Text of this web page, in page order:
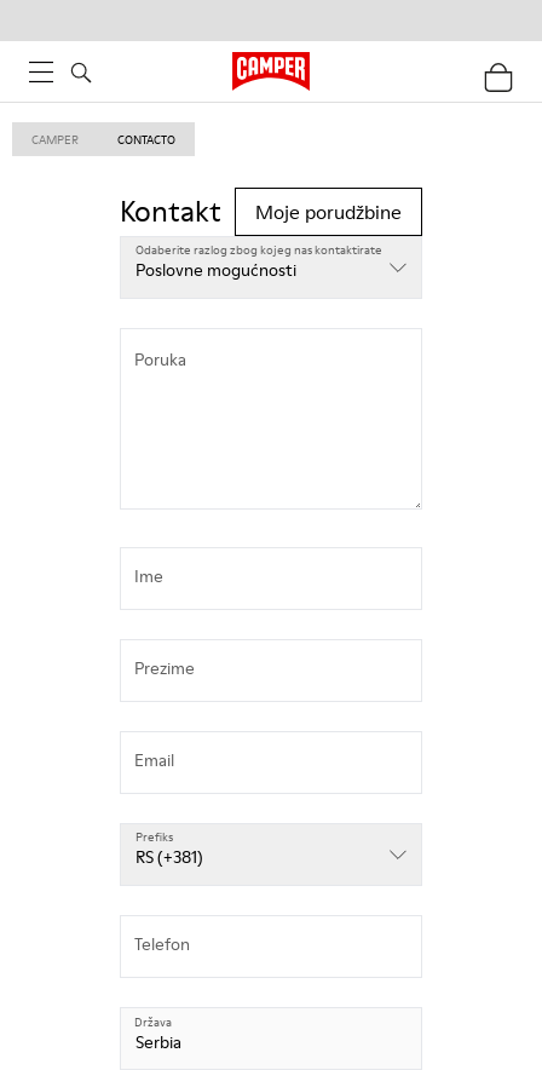
CAMPER CONTACTO
Kontakt Moje porudžbine
Odaberite razlog zbog kojeg nas kontaktirate
Poslovne mogućnosti
Odaberite razlog zbog kojeg nas kontaktirate
Poruka
Ime
Prezime
Email
Prefiks
RS (+381)
Prefiks
Telefon
Država